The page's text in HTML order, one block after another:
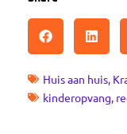
Huis aan huis
kinderopvang